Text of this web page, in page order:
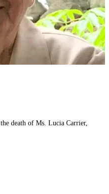
death of Ms. Lucia Carrier,